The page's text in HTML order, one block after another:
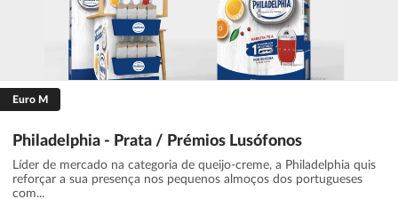
Euro M
Philadelphia - Prata / Prémios Lusófonos
Líder de mercado na categoria de queijo-creme, a Philadelphia quis
reforçar a sua presença nos pequenos almoços dos portugueses
com...